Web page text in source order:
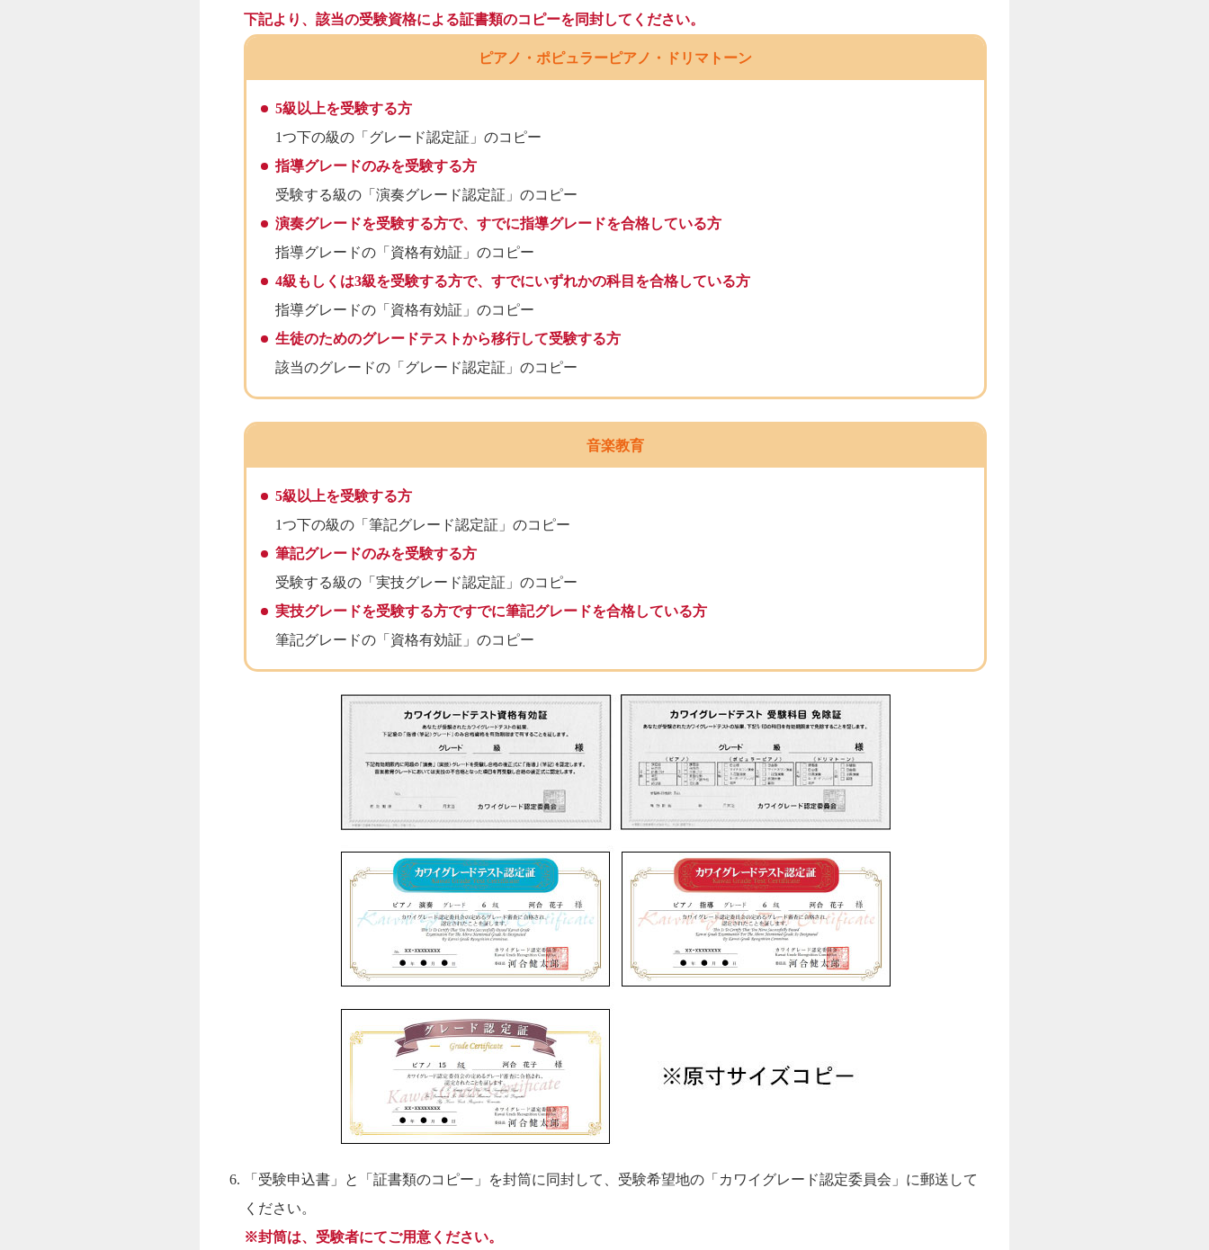
下記より、該当の受験資格による証書類のコピーを同封してください。
ピアノ・ポピュラーピアノ・ドリマトーン
5級以上を受験する方
1つ下の級の「グレード認定証」のコピー
指導グレードのみを受験する方
受験する級の「演奏グレード認定証」のコピー
演奏グレードを受験する方で、すでに指導グレードを合格している方
指導グレードの「資格有効証」のコピー
4級もしくは3級を受験する方で、すでにいずれかの科目を合格している方
指導グレードの「資格有効証」のコピー
生徒のためのグレードテストから移行して受験する方
該当のグレードの「グレード認定証」のコピー
音楽教育
5級以上を受験する方
1つ下の級の「筆記グレード認定証」のコピー
筆記グレードのみを受験する方
受験する級の「実技グレード認定証」のコピー
実技グレードを受験する方ですでに筆記グレードを合格している方
筆記グレードの「資格有効証」のコピー
「受験申込書」と「証書類のコピー」を封筒に同封して、受験希望地の「カワイグレード認定委員会」に郵送して
ください。
※封筒は、受験者にてご用意ください。